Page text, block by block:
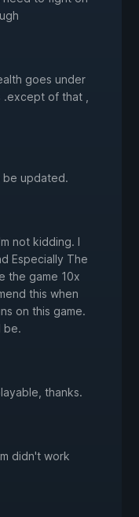
goes under
.except of that ,
be updated.
not kidding. I
Especially The
the game 10x
this when
on this game.
be.
thanks.
didn't work